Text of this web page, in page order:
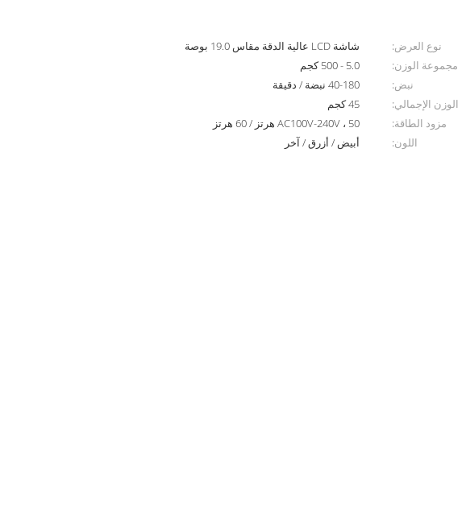
نوع العرض:
شاشة LCD عالية الدقة مقاس 19.0 بوصة
مجموعة الوزن:
5.0 - 500 كجم
نبض:
40-180 نبضة / دقيقة
الوزن الإجمالي:
45 كجم
مزود الطاقة:
AC100V-240V ، 50 هرتز / 60 هرتز
اللون:
أبيض / أزرق / آخر